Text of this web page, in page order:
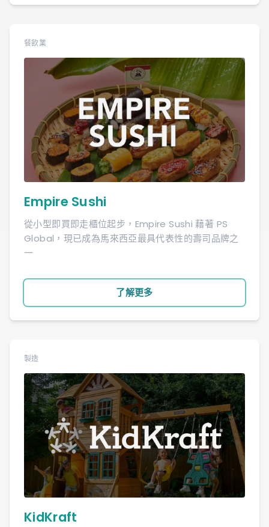
餐飲業
Empire Sushi
從小型即買即走櫃位起步，Empire Sushi 藉著 PS
Global，現已成為馬來西亞最具代表性的壽司品牌之
一
了解更多
製造
KidKraft